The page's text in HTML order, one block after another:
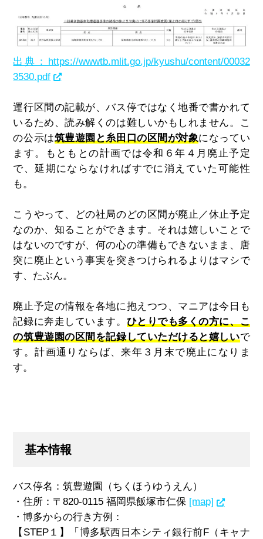
出典：https://wwwtb.mlit.go.jp/kyushu/content/00032
3530.pdf
運行区間の記載が、バス停ではなく地番で書かれて
いるため、読み解くのは難しいかもしれません。こ
の公示は筑豊遊園と糸田口の区間が対象になってい
ます。もともとの計画では令和６年４月廃止予定
で、延期にならなければすでに消えていた可能性
も。
こうやって、どの社局のどの区間が廃止／休止予定
なのか、知ることができます。それは嬉しいことで
はないのですが、何の心の準備もできないまま、唐
突に廃止という事実を突きつけられるよりはマシで
す、たぶん。
廃止予定の情報を各地に抱えつつ、マニアは今日も
記録に奔走しています。 ひとりでも多くの方に、こ
の筑豊遊園の区間を記録していただけると嬉しいで
す。計画通りならば、来年３月末で廃止になりま
す。
基本情報
バス停名：筑豊遊園（ちくほうゆうえん）
・住所：〒820-0115 福岡県飯塚市仁保 [map]
・博多からの行き方例：
【STEP１】「博多駅西日本シティ銀行前F（キャナ